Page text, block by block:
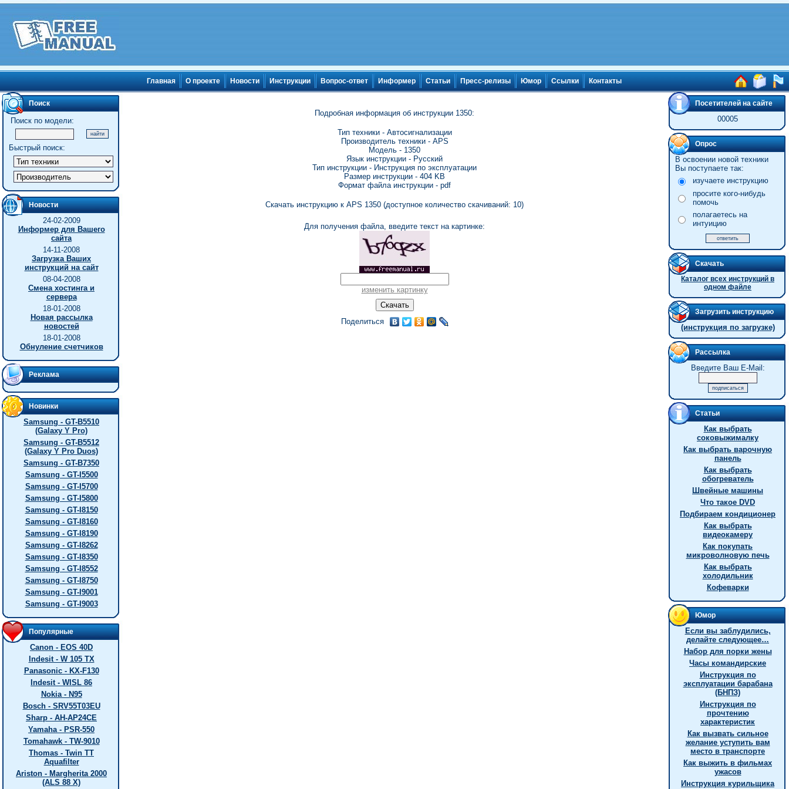
Главная О проекте Новости Инструкции Вопрос-ответ Информер Статьи Пресс-релизы Юмор Ссылки Контакты
Поиск
Поиск по модели:
Быстрый поиск:
Новости
24-02-2009
Информер для Вашего
сайта
14-11-2008
Загрузка Ваших
инструкций на сайт
08-04-2008
Смена хостинга и
сервера
18-01-2008
Новая рассылка
новостей
18-01-2008
Обнуление счетчиков
Реклама
Новинки
Samsung - GT-B5510
(Galaxy Y Pro)
Samsung - GT-B5512
(Galaxy Y Pro Duos)
Samsung - GT-B7350
Samsung - GT-I5500
Samsung - GT-I5700
Samsung - GT-I5800
Samsung - GT-I8150
Samsung - GT-I8160
Samsung - GT-I8190
Samsung - GT-I8262
Samsung - GT-I8350
Samsung - GT-I8552
Samsung - GT-I8750
Samsung - GT-I9001
Samsung - GT-I9003
Популярные
Canon - EOS 40D
Indesit - W 105 TX
Panasonic - KX-F130
Indesit - WISL 86
Nokia - N95
Bosch - SRV55T03EU
Sharp - AH-AP24CE
Yamaha - PSR-550
Tomahawk - TW-9010
Thomas - Twin TT
Aquafilter
Ariston - Margherita 2000
(ALS 88 X)
Подробная информация об инструкции 1350:
Тип техники - Автосигнализации
Производитель техники - APS
Модель - 1350
Язык инструкции - Русский
Тип инструкции - Инструкция по эксплуатации
Размер инструкции - 404 KB
Формат файла инструкции - pdf
Скачать инструкцию к APS 1350 (доступное количество скачиваний: 10)
Для получения файла, введите текст на картинке:
изменить картинку
Поделиться
Посетителей на сайте
00005
Опрос
В освоении новой техники
Вы поступаете так:
изучаете инструкцию
просите кого-нибудь
помочь
полагаетесь на
интуицию
Скачать
Каталог всех инструкций в
одном файле
Загрузить инструкцию
(инструкция по загрузке)
Рассылка
Введите Ваш E-Mail:
Статьи
Как выбрать
соковыжималку
Как выбрать варочную
панель
Как выбрать
обогреватель
Швейные машины
Что такое DVD
Подбираем кондиционер
Как выбрать
видеокамеру
Как покупать
микроволновую печь
Как выбрать
холодильник
Кофеварки
Юмор
Если вы заблудились,
делайте следующее…
Hабор для порки жены
Часы командирские
Инструкция по
эксплуатации барабана
(БНПЗ)
Инструкция по
прочтению
характеристик
Как вызвать сильное
желание уступить вам
место в транспорте
Как выжить в фильмах
ужасов
Инструкция курильщика